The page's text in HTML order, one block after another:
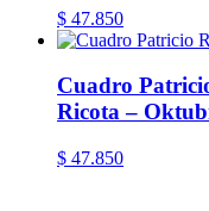
$ 47.850
Cuadro
Ricota –
$ 47.850